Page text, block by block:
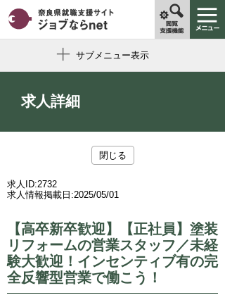
サブメニュー表示
求人詳細
閉じる
求人ID:2732
求人情報掲載日:2025/05/01
【高卒新卒歓迎】【正社員】塗装
リフォームの営業スタッフ／未経
験大歓迎！インセンティブ有の完
全反響型営業で働こう！